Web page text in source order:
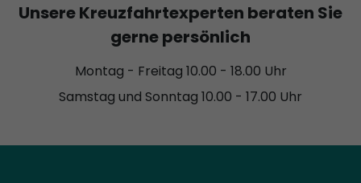
Unsere Kreuzfahrtexperten beraten Sie
gerne persönlich
Montag - Freitag 10.00 - 18.00 Uhr
Samstag und Sonntag 10.00 - 17.00 Uhr